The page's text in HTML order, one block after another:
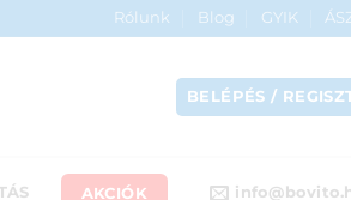
Rólunk Blog GYIK
BELÉPÉS /
AKCIÓK